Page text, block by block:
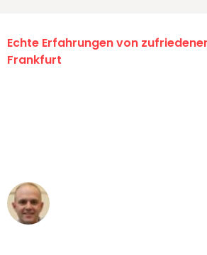
Echte Erfahrungen von
Frankfurt